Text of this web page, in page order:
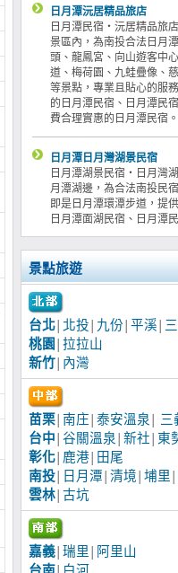
日月潭沅居精品旅店
日月潭民宿‧沅居精品旅
景區內，為南投合法日月
頭、龍鳳宮、向山遊客中
道、梅荷園、九蛙疊像、
等景點，專業且貼心的服
的日月潭民宿、日月潭民
費合理實惠的日月潭民宿
日月潭日月灣湖景民宿
日月潭湖景民宿‧日月灣
月潭湖邊，為合法南投民
即是日月潭環潭步道，提
日月潭面湖民宿、日月潭
景點旅遊
台北│ 北投 九份 平溪
桃園
拉拉山
新竹 內灣
苗栗│ 南庄 泰安溫泉
三
台中 谷關溫泉 新社
東
彰化│ 鹿港│
田尾
南投│ 日月潭 清境 埔里
雲林│ 古坑
嘉義│ 瑞里
阿里山